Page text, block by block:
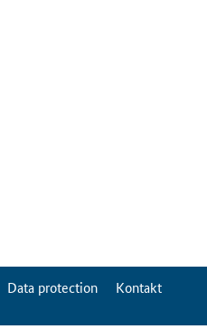
Data protection Kontakt